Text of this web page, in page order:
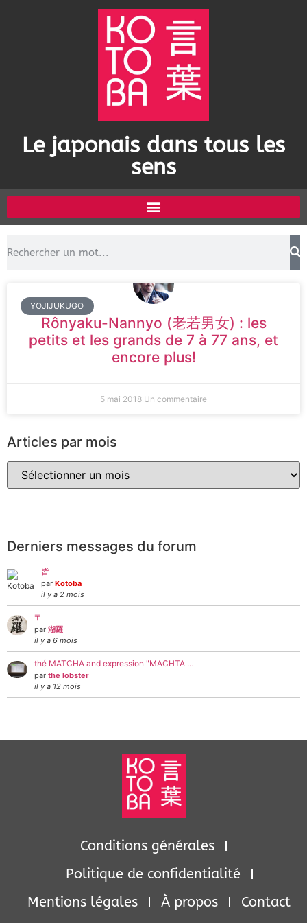
Le japonais dans tous les
sens
YOJIJUKUGO
Rônyaku-Nannyo (老若男女) : les
petits et les grands de 7 à 77 ans, et
encore plus!
5 mai 2018 Un commentaire
Articles par mois
Derniers messages du forum
皆
par Kotoba
il y a 2 mois
〒
par 湖羅
il y a 6 mois
thé MATCHA and expression "MACHTA …
par the lobster
il y a 12 mois
Conditions générales
Politique de confidentialité
Mentions légales
À propos Contact